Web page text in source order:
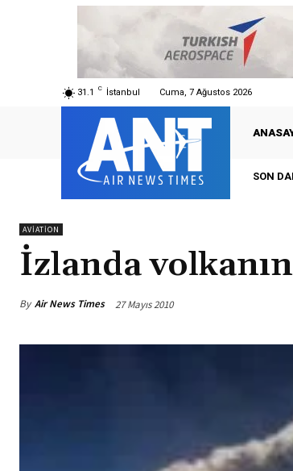
31.1 C İstanbul Cuma, 7 Ağustos 2026
SON
AVIATION
İzlanda
By Air News Times 27 Mayıs 2010